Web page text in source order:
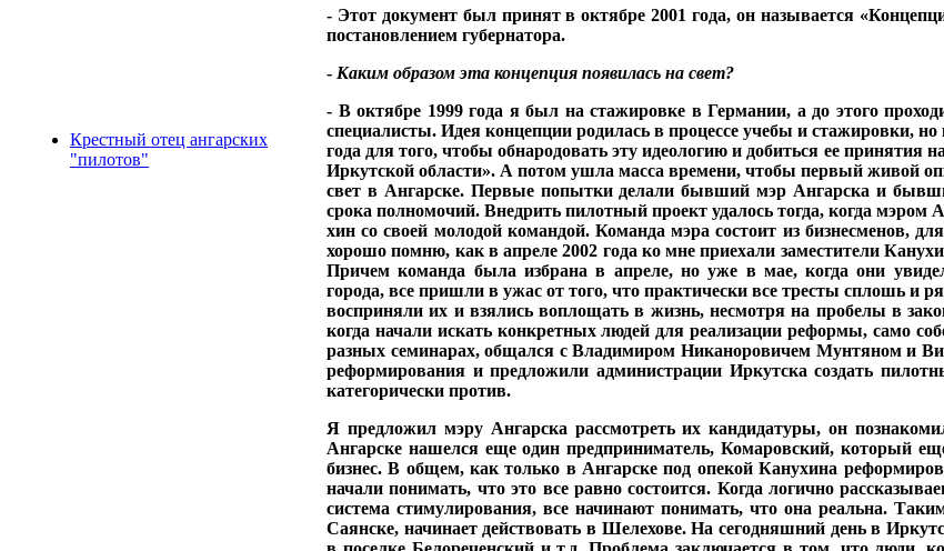
Крестный отец ангарских
"пилотов"
- Этот документ был принят в октябре 2001 года, он называется
постановлением губернатора.
- Каким образом эта концепция появилась на свет?
- В октябре 1999 года я был на стажировке в Герма­нии, а до этого
специалисты. Идея концепции родилась в про­цессе учебы и стажировки, но
года для того, чтобы обна­родовать эту идеологию и добиться ее
Иркутской области». А потом ушла мас­са времени, чтобы первый живой
свет в Ангарске. Первые по­пытки делали бывший мэр Ангарска и
срока полномочий. Вне­дрить пилотный проект уда­лось тогда, когда мэром
хин со своей молодой командой. Команда мэра со­стоит из бизнесменов,
хорошо помню, как в апреле 2002 года ко мне приехали заместители
Причем команда была избрана в апреле, но уже в мае, когда они
города, все при­шли в ужас от того, что практически все тресты сплошь и
восприняли их и взялись воплощать в жизнь, несмотря на пробелы в
когда начали искать кон­кретных людей для реали­зации реформы, само
разных семи­нарах, общался с Владими­ром Никаноровичем Мунтяном и
реформи­рования и предложили ад­министрации Иркутска со­здать
кате­горически против.
Я предложил мэру Ан­гарска рассмотреть их кан­дидатуры, он
Ангарске нашелся еще один предпринима­тель, Комаровский, кото­рый
бизнес. В общем, как только в Ангар­ске под опекой Канухина
начали понимать, что это все равно состоится. Когда логично
систе­ма стимулирования, все на­чинают понимать, что она реальна.
Саянске, начинает действо­вать в Шелехове. На сегодняшний день в